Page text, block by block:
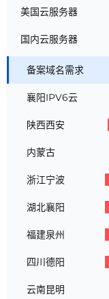
美国云服务器
国内云服务器
备案域名需求
襄阳IPV6云
陕西西安
内蒙古
浙江宁波
湖北襄阳
福建泉州
四川德阳
云南昆明